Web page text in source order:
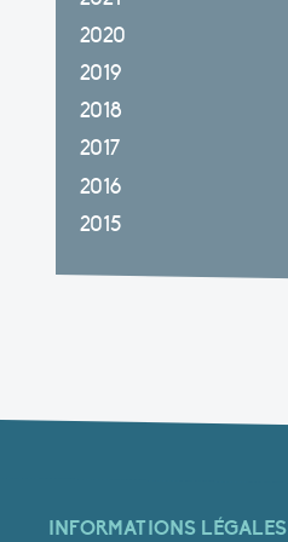
2020
2019
2018
2017
2016
2015
INFORMATIONS LÉGALES